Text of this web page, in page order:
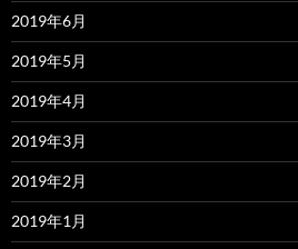
2019年6月
2019年5月
2019年4月
2019年3月
2019年2月
2019年1月